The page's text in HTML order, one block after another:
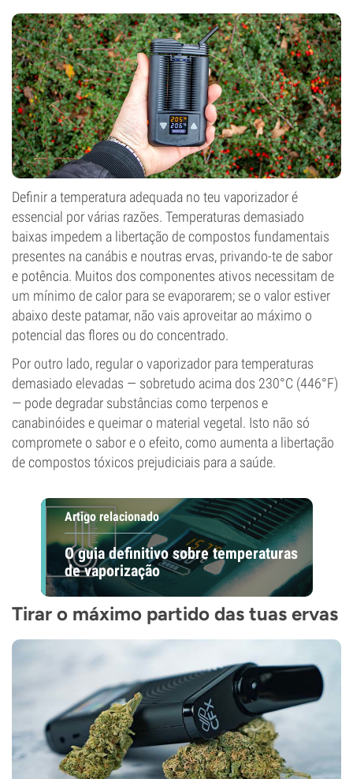
Definir a temperatura adequada no teu vaporizador é
essencial por várias razões. Temperaturas demasiado
baixas impedem a libertação de compostos fundamentais
presentes na canábis e noutras ervas, privando-te de sabor
e potência. Muitos dos componentes ativos necessitam de
um mínimo de calor para se evaporarem; se o valor estiver
abaixo deste patamar, não vais aproveitar ao máximo o
potencial das flores ou do concentrado.
Por outro lado, regular o vaporizador para temperaturas
demasiado elevadas — sobretudo acima dos 230°C (446°F)
— pode degradar substâncias como terpenos e
canabinóides e queimar o material vegetal. Isto não só
compromete o sabor e o efeito, como aumenta a libertação
de compostos tóxicos prejudiciais para a saúde.
Artigo relacionado
O guia definitivo sobre temperaturas
de vaporização
Tirar o máximo partido das tuas ervas